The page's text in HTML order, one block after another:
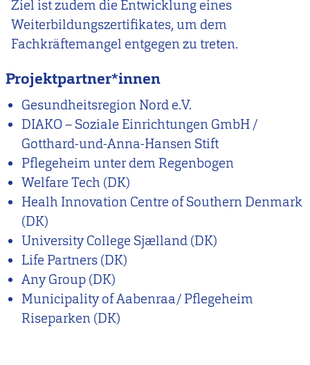
Ziel ist zudem die Entwicklung eines
Weiterbildungszertifikates, um dem
Fachkräftemangel entgegen zu treten.
Projektpartner*innen
Gesundheitsregion Nord e.V.
DIAKO – Soziale Einrichtungen GmbH /
Gotthard-und-Anna-Hansen Stift
Pflegeheim unter dem Regenbogen
Welfare Tech (DK)
Healh Innovation Centre of Southern Denmark
(DK)
University College Sjælland (DK)
Life Partners (DK)
Any Group (DK)
Municipality of Aabenraa/ Pflegeheim
Riseparken (DK)